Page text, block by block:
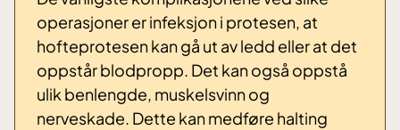
operasjoner er infeksjon i protesen, at
hofteprotesen kan gå ut av ledd eller at det
oppstår blodpropp. Det kan også oppstå
ulik benlengde, muskelsvinn og
nerveskade. Dette kan medføre halting